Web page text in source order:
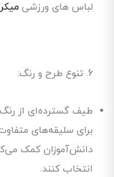
لباس های ورزشی
6. تنوع طرح و رنگ:
طیف گسترده‌ای از
برای سلیقه‌های
دانش‌آموزان کمک
انتخاب کنند.